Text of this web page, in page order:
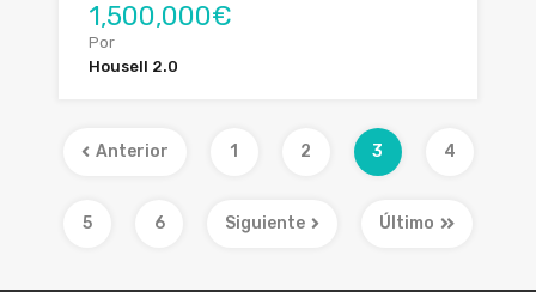
1,500,000€
Por
Housell 2.0
Anterior 1 2 3 4
5 6 Siguiente Último